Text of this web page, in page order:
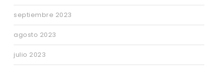
septiembre 2023
agosto 2023
julio 2023